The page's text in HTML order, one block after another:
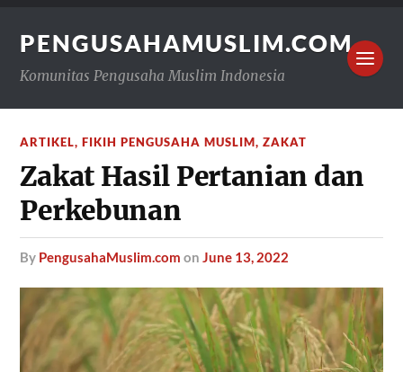
PENGUSAHAMUSLIM.COM
Komunitas Pengusaha Muslim Indonesia
ARTIKEL,FIKIH PENGUSAHA MUSLIM,ZAKAT
Zakat Hasil Pertanian dan
Perkebunan
by PengusahaMuslim.com onJune 13, 2022